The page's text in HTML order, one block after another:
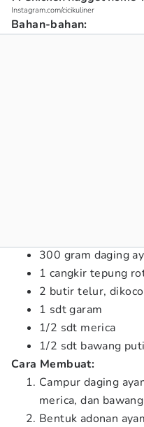
Instagram.com/cicikuliner
Bahan-bahan:
300 gram daging
1 cangkir tepung
2 butir telur,
1 sdt garam
1/2 sdt merica
1/2 sdt bawang
Cara Membuat:
Campur daging
merica, dan
Bentuk adonan